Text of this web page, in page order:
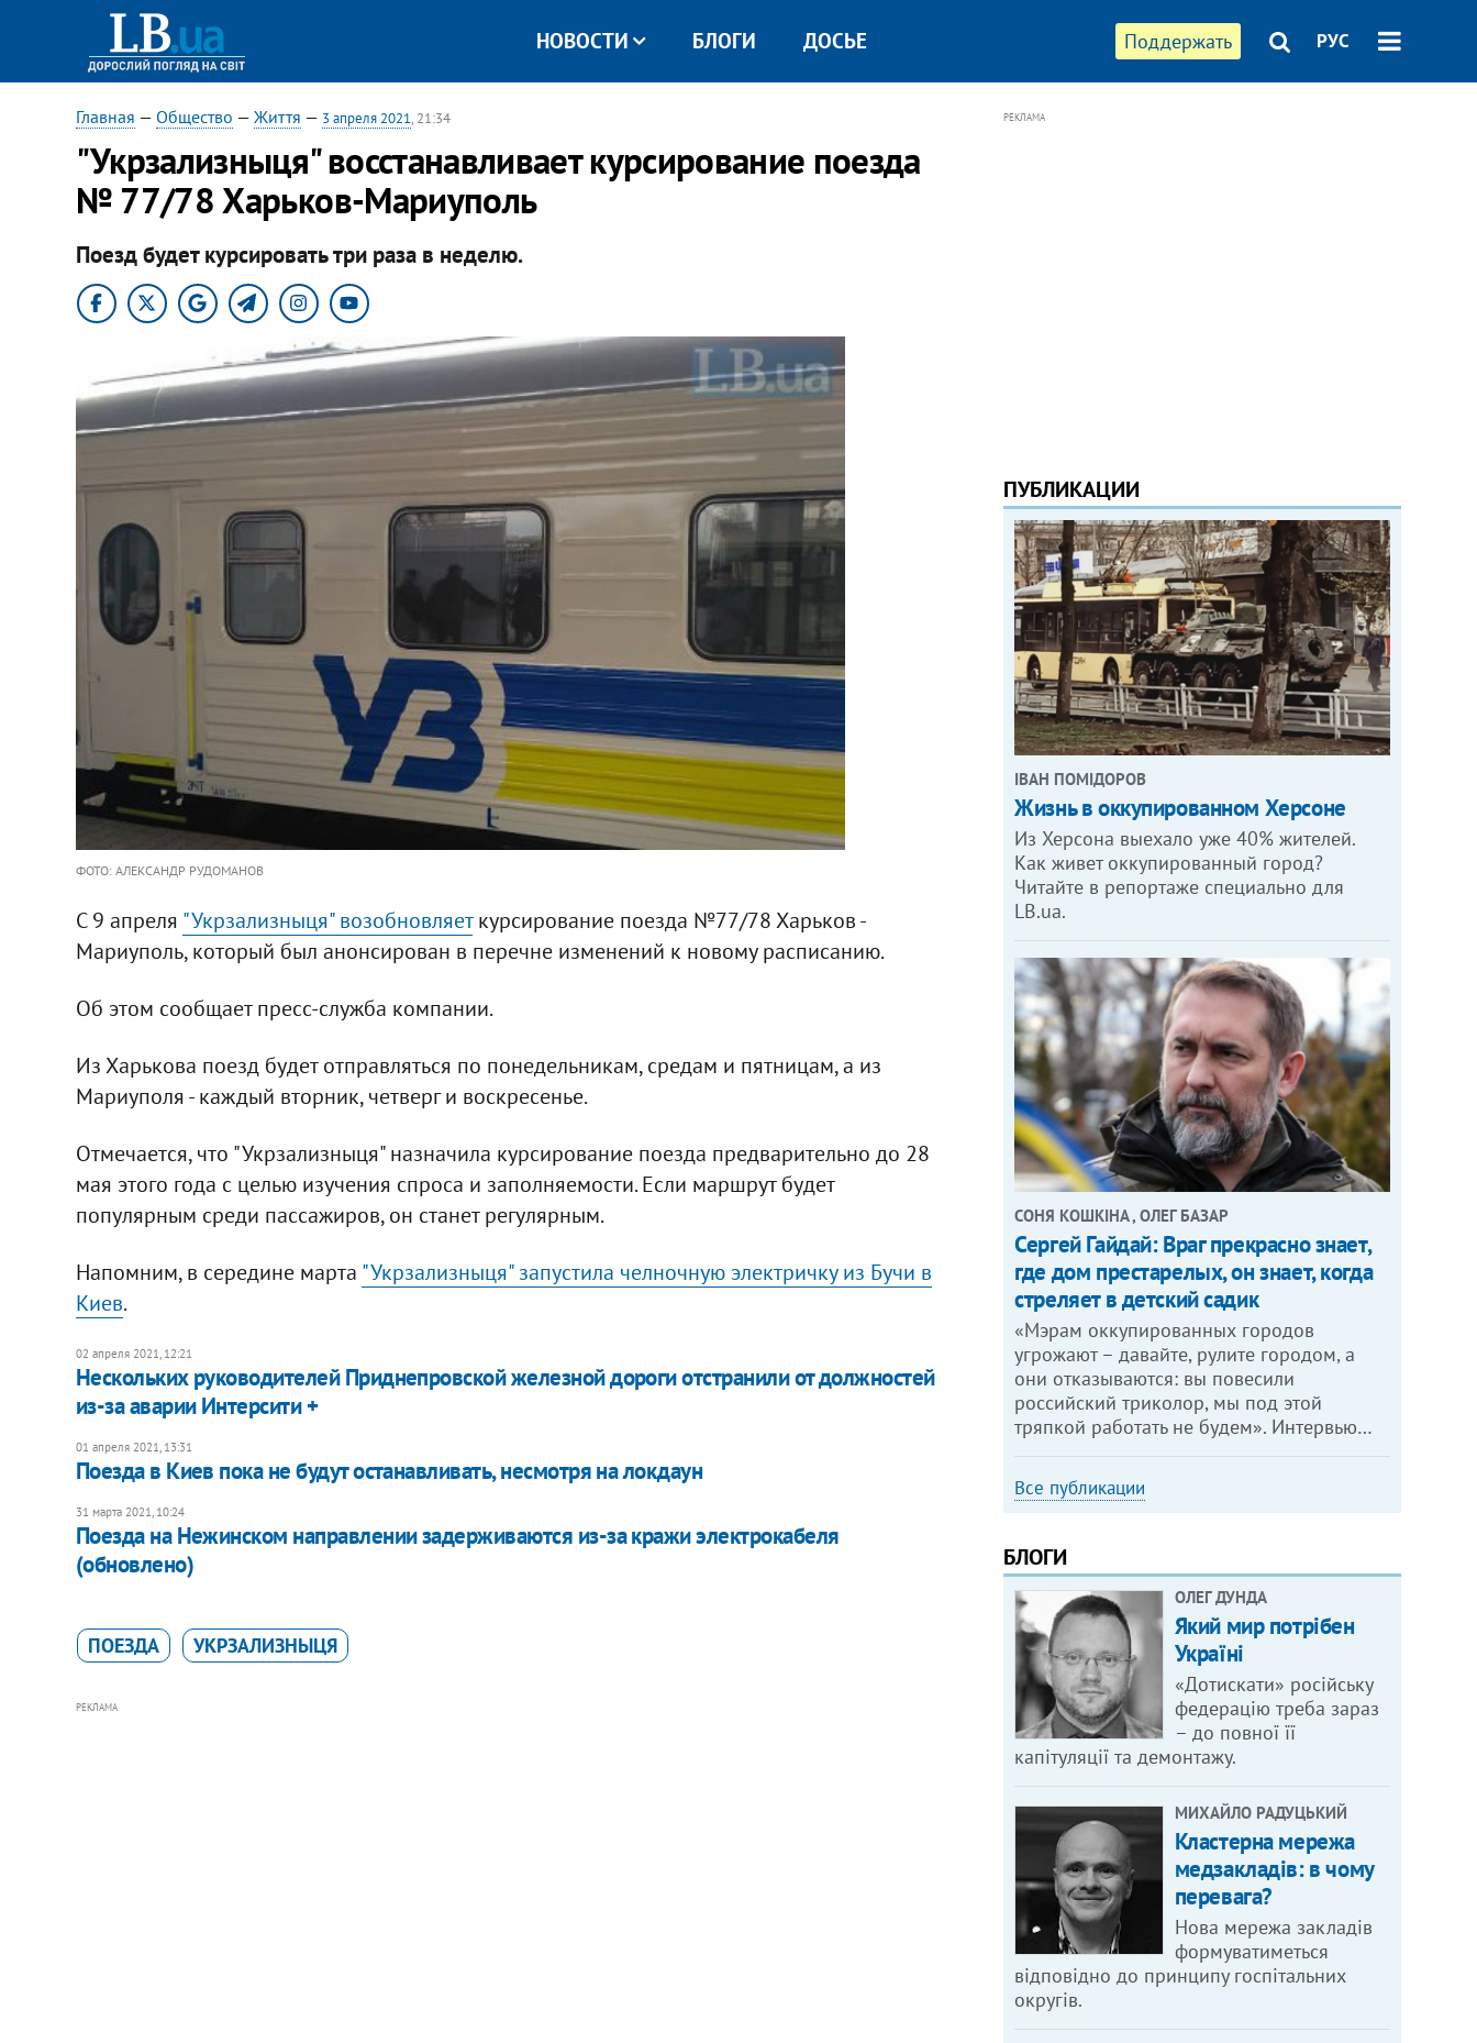
Поддержать РУС
НОВОСТИ БЛОГИ ДОСЬЕ
Главная — Общество — Життя — 3 апреля 2021, 21:34
"Укрзализныця" восстанавливает курсирование поезда
№ 77/78 Харьков-Мариуполь
Поезд будет курсировать три раза в неделю.
ФОТО: АЛЕКСАНДР РУДОМАНОВ
С 9 апреля "Укрзализныця" возобновляеткурсирование поезда №77/78 Харьков -
Мариуполь, который был анонсирован в перечне изменений к новому расписанию.
Об этом сообщает пресс-служба компании.
Из Харькова поезд будет отправляться по понедельникам, средам и пятницам, а из
Мариуполя - каждый вторник, четверг и воскресенье.
Отмечается, что "Укрзализныця" назначила курсирование поезда предварительно до 28
мая этого года с целью изучения спроса и заполняемости. Если маршрут будет
популярным среди пассажиров, он станет регулярным.
Напомним, в середине марта "Укрзализныця" запустила челночную электричку из Бучи в
Киев.
02 апреля 2021, 12:21
Нескольких руководителей Приднепровской железной дороги отстранили от должностей
из-за аварии Интерсити +
01 апреля 2021, 13:31
Поезда в Киев пока не будут останавливать, несмотря на локдаун
31 марта 2021, 10:24
Поезда на Нежинском направлении задерживаются из-за кражи электрокабеля
(обновлено)
ПОЕЗДА УКРЗАЛИЗНЫЦЯ
РЕКЛАМА
РЕКЛАМА
ПУБЛИКАЦИИ
ІВАН ПОМІДОРОВ
Жизнь в оккупированном Херсоне
Из Херсона выехало уже 40% жителей.
Как живет оккупированный город?
Читайте в репортаже специально для
LB.ua.
СОНЯ КОШКІНА , ОЛЕГ БАЗАР
Сергей Гайдай: Враг прекрасно знает,
где дом престарелых, он знает, когда
стреляет в детский садик
«Мэрам оккупированных городов
угрожают – давайте, рулите городом, а
они отказываются: вы повесили
российский триколор, мы под этой
тряпкой работать не будем». Интервью…
Все публикации
БЛОГИ
ОЛЕГ ДУНДА
Який мир потрібен
Україні
«Дотискати» російську
федерацію треба зараз
– до повної її
капітуляції та демонтажу.
МИХАЙЛО РАДУЦЬКИЙ
Кластерна мережа
медзакладів: в чому
перевага?
Нова мережа закладів
формуватиметься
відповідно до принципу госпітальних
округів.